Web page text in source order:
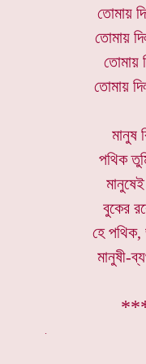
তোমায়
তোমায়
তোমায়
তোমায়
মানুষ
পথিক
বুকের
হে পথিক,
মানুষী-